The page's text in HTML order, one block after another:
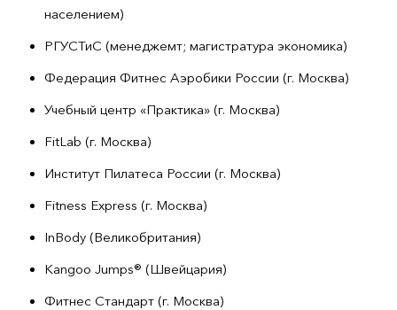
населением)
РГУСТиС (менеджемт; магистратура экономика)
Федерация Фитнес Аэробики России (г. Москва)
Учебный центр «Практика» (г. Москва)
FitLab (г. Москва)
Институт Пилатеса России (г. Москва)
Fitness Express (г. Москва)
InBody (Великобритания)
Kangoo Jumps®️ (Швейцария)
Фитнес Стандарт (г. Москва)